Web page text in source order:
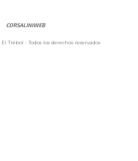
CORSALINIWEB
Trébol - Todos los derechos reservados